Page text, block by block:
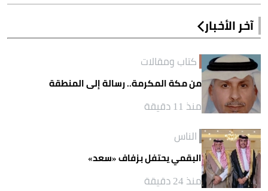
آخر الأخبار
كتاب ومقالات
من مكة المكرمة.. رسالة إلى المنطقة
منذ 11 دقيقة
الناس
البقمي يحتفل بزفاف «سعد»
منذ 24 دقيقة